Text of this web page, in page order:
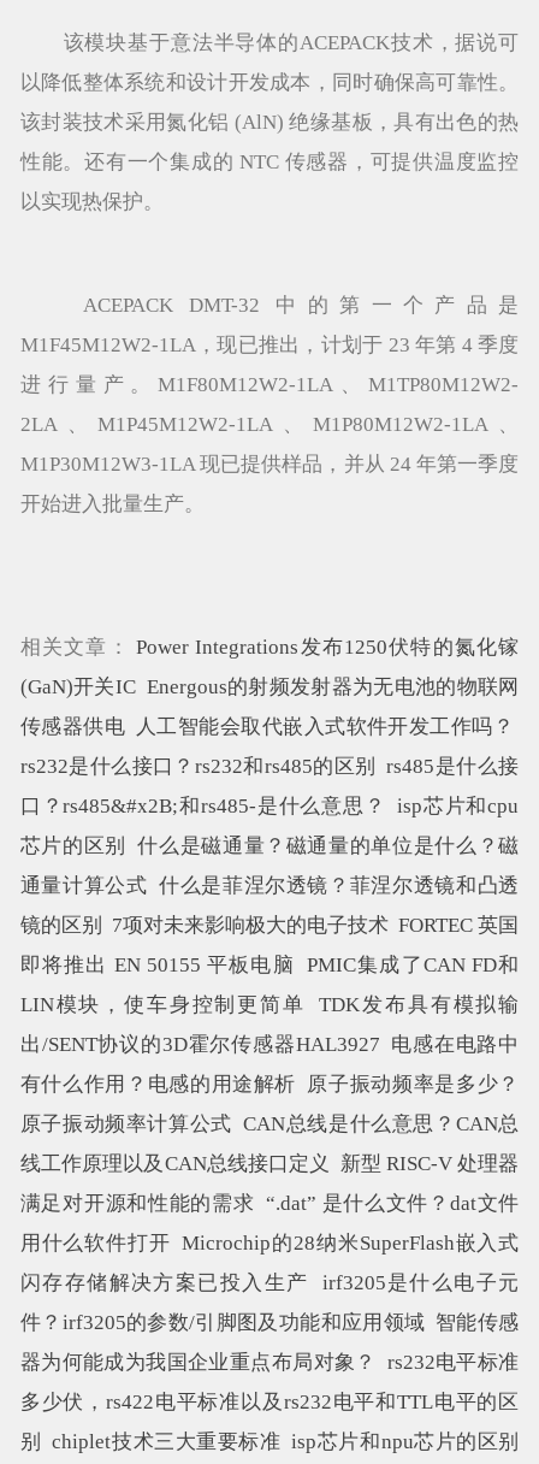
该模块基于意法半导体的ACEPACK技术，据说可
以降低整体系统和设计开发成本，同时确保高可靠性。
该封装技术采用氮化铝 (AlN) 绝缘基板，具有出色的热
性能。还有一个集成的 NTC 传感器，可提供温度监控
以实现热保护。
ACEPACK DMT-32 中的第一个产品是
M1F45M12W2-1LA，现已推出，计划于 23 年第 4 季度
进行量产。M1F80M12W2-1LA、M1TP80M12W2-
2LA、M1P45M12W2-1LA、M1P80M12W2-1LA、
M1P30M12W3-1LA 现已提供样品，并从 24 年第一季度
开始进入批量生产。
相关文章：Power Integrations发布1250伏特的氮化镓
(GaN)开关IC Energous的射频发射器为无电池的物联网
传感器供电
人工智能会取代嵌入式软件开发工作吗？
rs232是什么接口？rs232和rs485的区别
rs485是什么接
口？rs485&#x2B;和rs485-是什么意思？
isp芯片和cpu
芯片的区别
什么是磁通量？磁通量的单位是什么？磁
通量计算公式 什么是菲涅尔透镜？菲涅尔透镜和凸透
镜的区别
7项对未来影响极大的电子技术 FORTEC 英国
即将推出 EN 50155 平板电脑
PMIC集成了CAN FD和
LIN模块，使车身控制更简单
TDK发布具有模拟输
出/SENT协议的3D霍尔传感器HAL3927 电感在电路中
有什么作用？电感的用途解析
原子振动频率是多少？
原子振动频率计算公式 CAN总线是什么意思？CAN总
线工作原理以及CAN总线接口定义
新型 RISC-V 处理器
满足对开源和性能的需求 “.dat” 是什么文件？dat文件
用什么软件打开 Microchip的28纳米SuperFlash嵌入式
闪存存储解决方案已投入生产
irf3205是什么电子元
件？irf3205的参数/引脚图及功能和应用领域 智能传感
器为何能成为我国企业重点布局对象？
rs232电平标准
多少伏，rs422电平标准以及rs232电平和TTL电平的区
别
chiplet技术三大重要标准 isp芯片和npu芯片的区别